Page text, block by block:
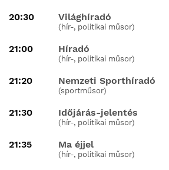
20:30 Világhíradó
(hír-, politikai műsor)
21:00 Híradó
(hír-, politikai műsor)
21:20 Nemzeti Sporthíradó
(sportműsor)
21:30 Időjárás-jelentés
(hír-, politikai műsor)
21:35 Ma éjjel
(hír-, politikai műsor)